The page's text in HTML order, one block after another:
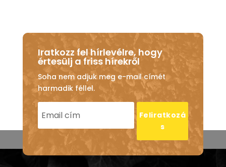
Iratkozz fel hírlevélre, hogy
értesülj a friss hírekről
Soha nem adjuk meg e-mail címét
harmadik féllel.
Feliratkozá
s